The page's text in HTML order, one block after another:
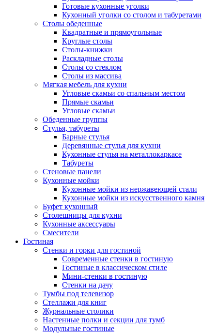
Готовые кухонные уголки
Кухонный уголки со столом и табуретами
Столы обеденные
Квадратные и прямоугольные
Круглые столы
Столы-книжки
Раскладные столы
Столы со стеклом
Столы из массива
Мягкая мебель для кухни
Угловые скамьи со спальным местом
Прямые скамьи
Угловые скамьи
Обеденные группы
Стулья, табуреты
Барные стулья
Деревянные стулья для кухни
Кухонные стулья на металлокаркасе
Табуреты
Стеновые панели
Кухонные мойки
Кухонные мойки из нержавеющей стали
Кухонные мойки из искусственного камня
Буфет кухонный
Столешницы для кухни
Кухонные аксессуары
Смесители
Гостиная
Стенки и горки для гостиной
Современные стенки в гостиную
Гостиные в классическом стиле
Мини-стенки в гостиную
Стенки на дачу
Тумбы под телевизор
Стеллажи для книг
Журнальные столики
Настенные полки и секции для тумб
Модульные гостиные